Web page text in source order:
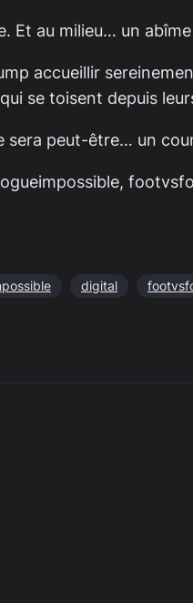
Et au milieu… un
accueillir
se toisent depuis
sera peut-être… un
digital